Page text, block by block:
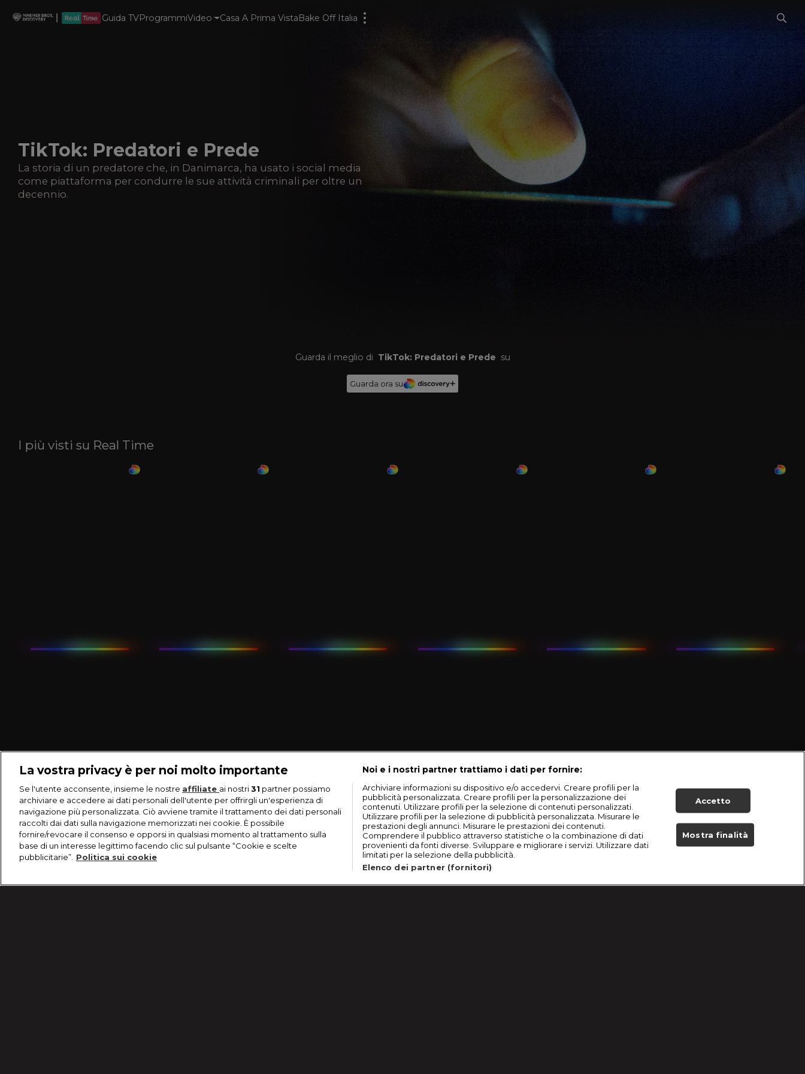
Guida TVProgrammiVideo Casa A Prima VistaBake Off Italia
TikTok: Predatori e Prede
La storia di un predatore che, in Danimarca, ha usato i social media
come piattaforma per condurre le sue attività criminali per oltre un
decennio.
Guarda il meglio di TikTok: Predatori e Prede su
Guarda ora su
I più visti su Real Time
La vostra privacy è per noi molto importante
Se l'utente acconsente, insieme le nostre affiliate ai nostri31 partner possiamo
archiviare e accedere ai dati personali dell'utente per offrirgli un'esperienza di
navigazione più personalizzata. Ciò avviene tramite il trattamento dei dati personali
raccolti dai dati sulla navigazione memorizzati nei cookie. È possibile
fornire/revocare il consenso e opporsi in qualsiasi momento al trattamento sulla
base di un interesse legittimo facendo clic sul pulsante “Cookie e scelte
pubblicitarie”. Politica sui cookie
Noi e i nostri partner trattiamo i dati per fornire:
Archiviare informazioni su dispositivo e/o accedervi. Creare profili per la
pubblicità personalizzata. Creare profili per la personalizzazione dei
contenuti. Utilizzare profili per la selezione di contenuti personalizzati.
Utilizzare profili per la selezione di pubblicità personalizzata. Misurare le
prestazioni degli annunci. Misurare le prestazioni dei contenuti.
Comprendere il pubblico attraverso statistiche o la combinazione di dati
provenienti da fonti diverse. Sviluppare e migliorare i servizi. Utilizzare dati
limitati per la selezione della pubblicità.
Elenco dei partner (fornitori)
Accetto
Mostra finalità